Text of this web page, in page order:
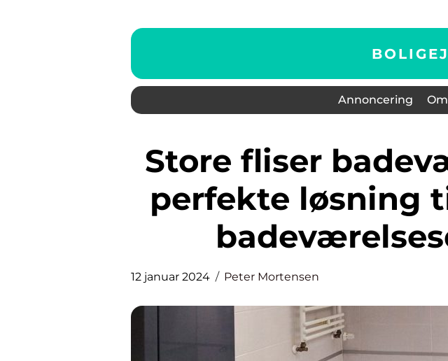
Annoncering
Store fliser badeværelse: Den
perfekte løsning
12 januar 2024 Peter Mortensen